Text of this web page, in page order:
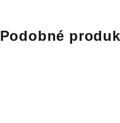
Podobné